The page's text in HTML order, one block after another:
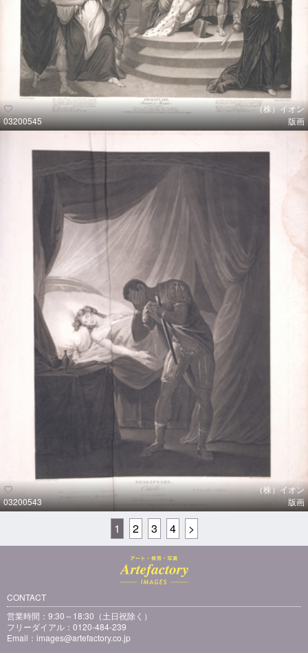
03200545
（株）イオン
版画
03200543
（株）イオン
版画
1 2 3 4 >
CONTACT
営業時間：9:30～18:30（土日祝除く）
フリーダイアル：0120-484-239
Email： images@artefactory.co.jp